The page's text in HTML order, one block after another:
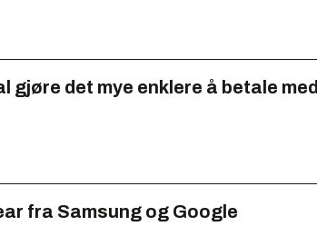
gjøre det mye enklere å betale med
fra Samsung og Google